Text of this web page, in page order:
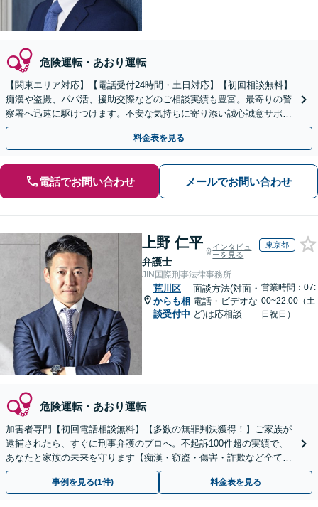
危険運転・あおり運転
【関東エリア対応】【電話受付24時間・土日対応】【初回相談無料】
痴漢や盗撮、パパ活、援助交際などのご相談実績も豊富。最寄りの警
察署へ迅速に駆けつけます。不安な気持ちに寄り添い誠心誠意サポー
ト！示談交渉のノウハウが豊富「被害者さまの相談OK」
料金表を見る
電話でお問い合わせ メールでお問い合わせ
上野 仁平
弁護士
インタビュ
ーを見る
東京都
JIN国際刑事法律事務所
荒川区
からも相
談受付中
面談方法(対面・
電話・ビデオな
ど)は応相談
営業時間：07:
00~22:00（土
日祝日）
危険運転・あおり運転
加害者専門【初回電話相談無料】【多数の無罪判決獲得！】ご家族が
逮捕されたら、すぐに刑事弁護のプロへ。不起訴100件超の実績で、
あなたと家族の未来を守ります【痴漢・窃盗・傷害・詐欺など全ての
刑事事件に対応しております】【English OK】
事例を見る(1件) 料金表を見る